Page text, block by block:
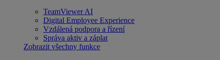
TeamViewer AI
Digital Employee Experience
Vzdálená podpora a řízení
Správa aktiv a záplat
Zobrazit všechny funkce